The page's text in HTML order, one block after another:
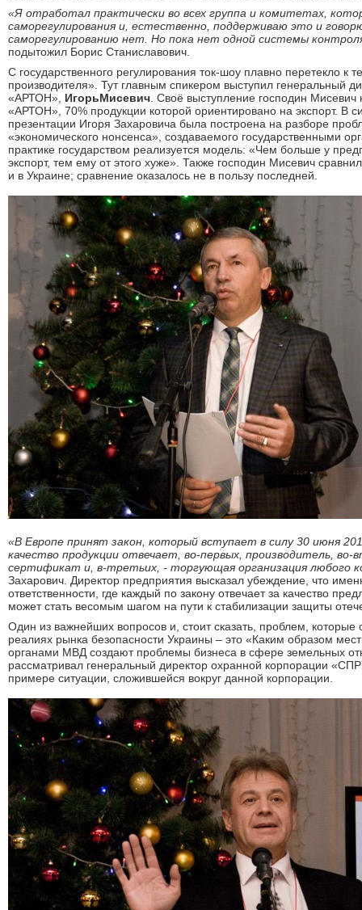
«Я отработал практически во всех группа и комитетах,
саморегулирования и, естественно, поддерживаю это и
саморегулированию нет. Но пока нет одной системы
подытожил Борис Станиславович.
С государственного регулирования ток-шоу плавно перетекло к
производителя». Тут главным спикером выступил генеральный
«АРТОН», ИгорьМисевич . Своё выступление господин
«АРТОН», 70% продукции которой ориентировано на экспорт. В
презентации Игоря Захаровича была построена на разборе
«экономического нонсенса», создаваемого государственными
практике государством реализуется модель: «Чем больше у
экспорт, тем ему от этого хуже». Также господин Мисевич
и в Украине; сравнение оказалось не в пользу последней.
«В Европе принят закон который вступает в силу 30 июня
качество продукции отвечает, во-первых, производитель ,
сертификат и, в-третьих, - торгующая организация любого
Захарович. Директор предприятия высказал убеждение, что
ответственности, где каждый по закону отвечает за качество
может стать весомым шагом на пути к стабилизации защиты
Один из важнейших вопросов и, стоит сказать, проблем,
реалиях рынка безопасности Украины – это «Каким образом
органами МВД создают проблемы бизнеса в сфере земельных
рассматривал генеральный директор охранной корпорации
примере ситуации, сложившейся вокруг данной корпорации.